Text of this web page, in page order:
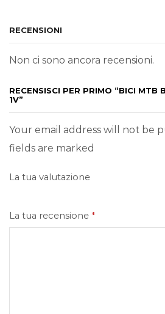
RECENSIONI
Non ci sono ancora recensioni.
RECENSISCI PER PRIMO “BICI MTB
1V”
Your email address will not be
fields are marked
La tua valutazione
La tua recensione *